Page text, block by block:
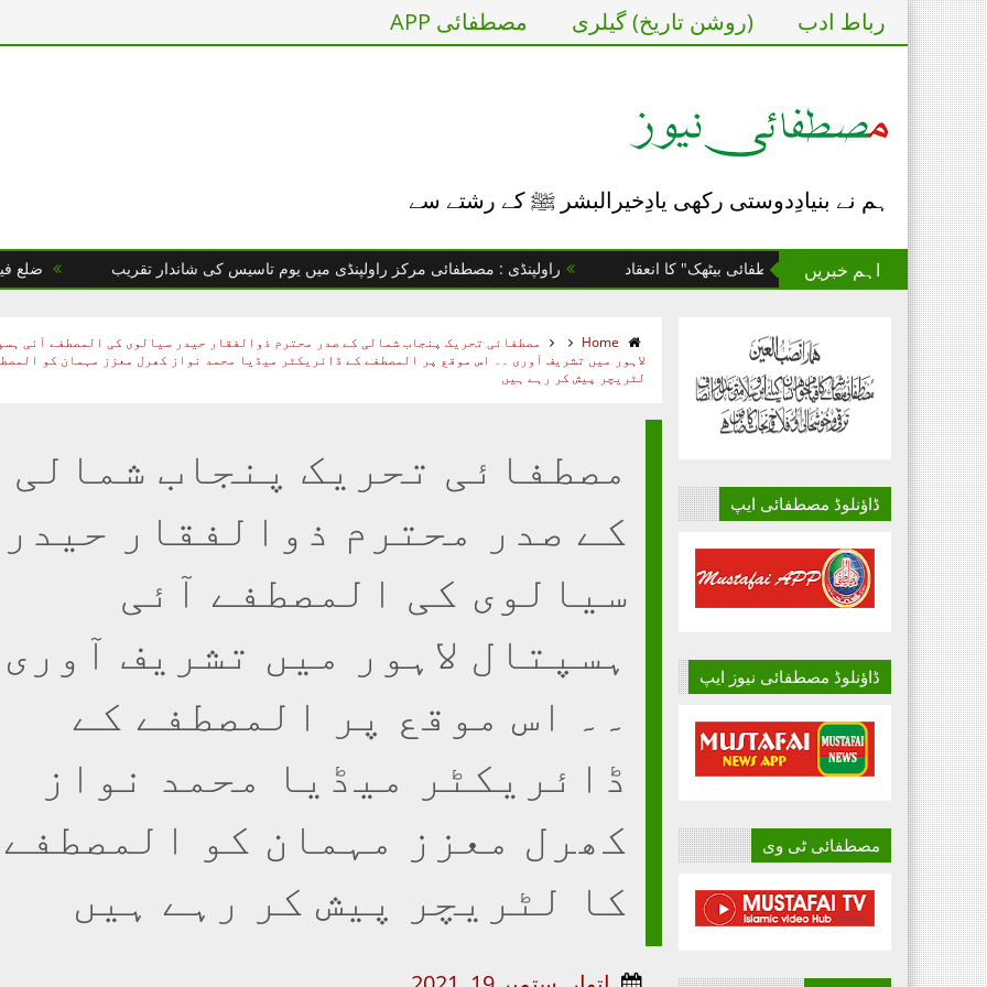
رباط ادب (روشن تاریخ) گیلری مصطفائی APP
ہم نے بنیادِدوستی رکھی یادِخیرالبشر ﷺ کے رشتے سے
اہم خبریں
کے یومِ تاسیس پر "مصطفائی بیٹھک" کا انعقاد راولپنڈی : مصطفائی مرکز راولپنڈی میں یوم تاسیس کی شاندار تقریب ضلع فیصل
ڈاؤنلوڈ مصطفائی ایپ
ڈاؤنلوڈ مصطفائی نیوز ایپ
مصطفائی ٹی وی
Home
مصطفائی تحریک پنجاب شمالی کے صدر محترم ذوالفقار حیدر سیالوی کی المصطفے آئی
لاہور میں تشریف آوری ۔۔ اس موقع پر المصطفے کے ڈائریکٹر میڈیا محمد نواز کھرل معزز مہمان کو
لٹریچر پیش کر رہے ہیں
مصطفائی تحریک پنجاب شمالی
کے صدر محترم ذوالفقار حیدر
سیالوی کی المصطفے آئی
ہسپتال لاہور میں تشریف آوری
۔۔ اس موقع پر المصطفے کے
ڈائریکٹر میڈیا محمد نواز
کھرل معزز مہمان کو المصطفے
کا لٹریچر پیش کر رہے ہیں